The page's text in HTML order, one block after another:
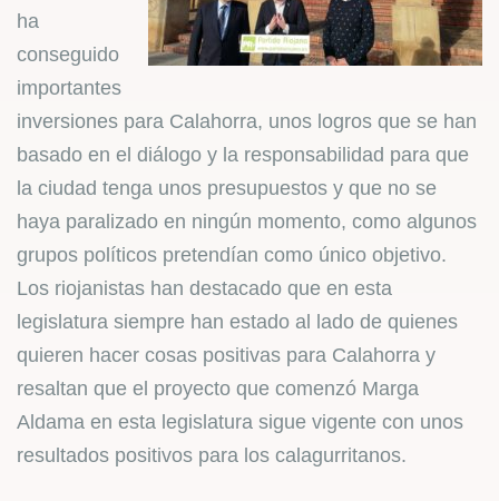
ha
conseguido
importantes
inversiones para Calahorra, unos logros que se han
basado en el diálogo y la responsabilidad para que
la ciudad tenga unos presupuestos y que no se
haya paralizado en ningún momento, como algunos
grupos políticos pretendían como único objetivo.
Los riojanistas han destacado que en esta
legislatura siempre han estado al lado de quienes
quieren hacer cosas positivas para Calahorra y
resaltan que el proyecto que comenzó Marga
Aldama en esta legislatura sigue vigente con unos
resultados positivos para los calagurritanos.